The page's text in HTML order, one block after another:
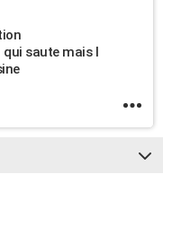
qui saute mais l